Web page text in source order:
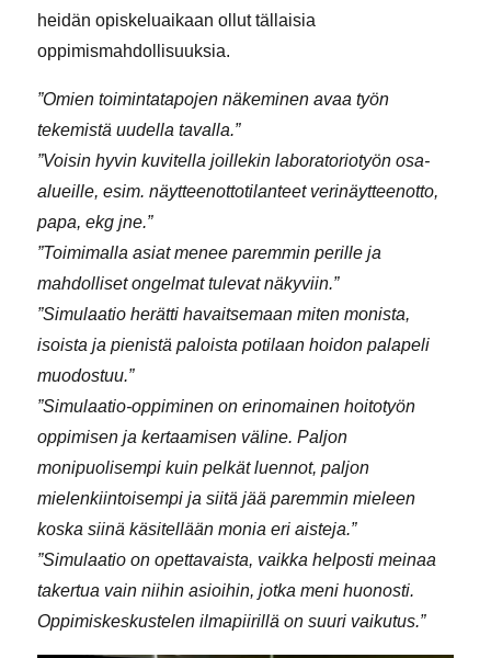
heidän opiskeluaikaan ollut tällaisia
oppimismahdollisuuksia.
”Omien toimintatapojen näkeminen avaa työn
tekemistä uudella tavalla.”
”Voisin hyvin kuvitella joillekin laboratoriotyön osa-
alueille, esim. näytteenottotilanteet verinäytteenotto,
papa, ekg jne.”
”Toimimalla asiat menee paremmin perille ja
mahdolliset ongelmat tulevat näkyviin.”
”Simulaatio herätti havaitsemaan miten monista,
isoista ja pienistä paloista potilaan hoidon palapeli
muodostuu.”
”Simulaatio-oppiminen on erinomainen hoitotyön
oppimisen ja kertaamisen väline. Paljon
monipuolisempi kuin pelkät luennot, paljon
mielenkiintoisempi ja siitä jää paremmin mieleen
koska siinä käsitellään monia eri aisteja.”
”Simulaatio on opettavaista, vaikka helposti meinaa
takertua vain niihin asioihin, jotka meni huonosti.
Oppimiskeskustelen ilmapiirillä on suuri vaikutus.”